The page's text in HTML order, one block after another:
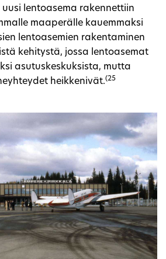
uusi lentoasema rakennettiin
maaperälle kauemmaksi
lentoasemien rakentaminen
kehitystä, jossa lentoasemat
asutuskeskuksista, mutta
heikkenivät.(25